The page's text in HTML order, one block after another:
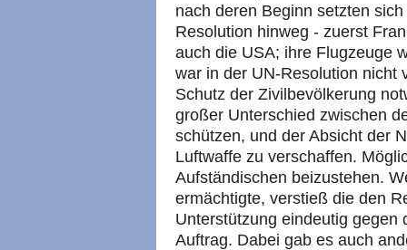
nach deren Beginn setzten
Resolution hinweg - zuerst
auch die USA; ihre Flugzeuge
war in der UN-Resolution nicht
Schutz der Zivilbevölkerung
großer Unterschied zwischen
schützen, und der Absicht der
Luftwaffe zu verschaffen.
Aufständischen beizustehen.
ermächtigte, verstieß die den
Unterstützung eindeutig gegen
Auftrag. Dabei gab es auch